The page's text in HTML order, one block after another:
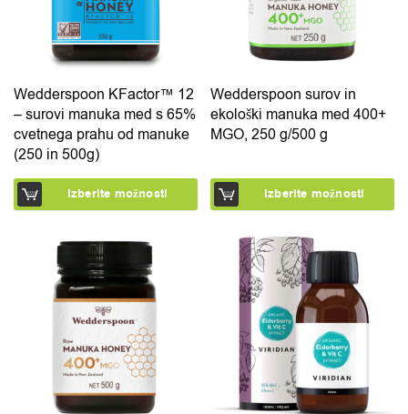
Wedderspoon KFactor™ 12
– surovi manuka med s 65%
cvetnega prahu od manuke
(250 in 500g)
Izberite možnosti
Wedderspoon surov in
ekološki manuka med 400+
MGO, 250 g/500 g
Izberite možnosti
Ta izdelek ima več različic. Možnosti lahko izberete